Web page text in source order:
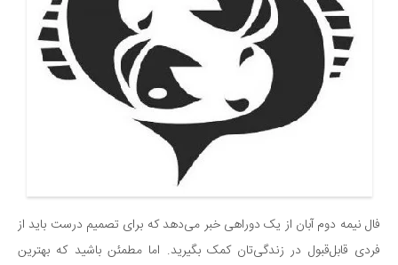
فال نیمه دوم آبان از یک دوراهی خبر می‌دهد که برای تصمیم درست باید از
فردی قابل‌قبول در زندگی‌تان کمک بگیرید. اما مطمئن باشید که بهترین